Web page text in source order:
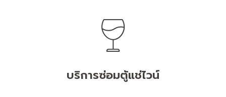
บริการซ่อมตู้แช่ไวน์